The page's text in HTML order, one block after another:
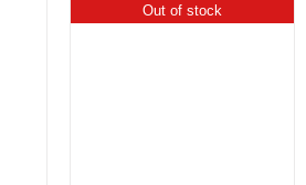
Out of stock